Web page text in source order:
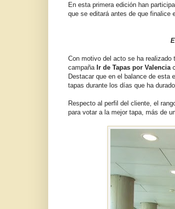
En esta primera edición han
que se editará antes de que finalice
Con motivo del acto se ha
campaña Ir de Tapas por Valencia
Destacar que en el balance de esta
tapas durante los días que ha
Respecto al perfil del cliente, el
para votar a la mejor tapa, más de